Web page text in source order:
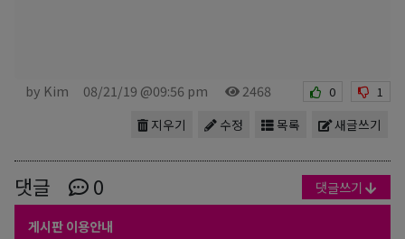
by Kim 08/21/19 @09:56 pm 2468 0 1
새글쓰기
목록
수정
지우기
댓글 0 댓글쓰기
게시판 이용안내